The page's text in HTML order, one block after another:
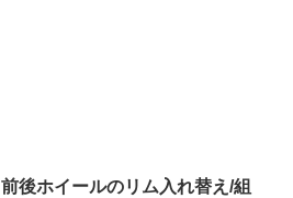
前後ホイールのリム入れ替え/組